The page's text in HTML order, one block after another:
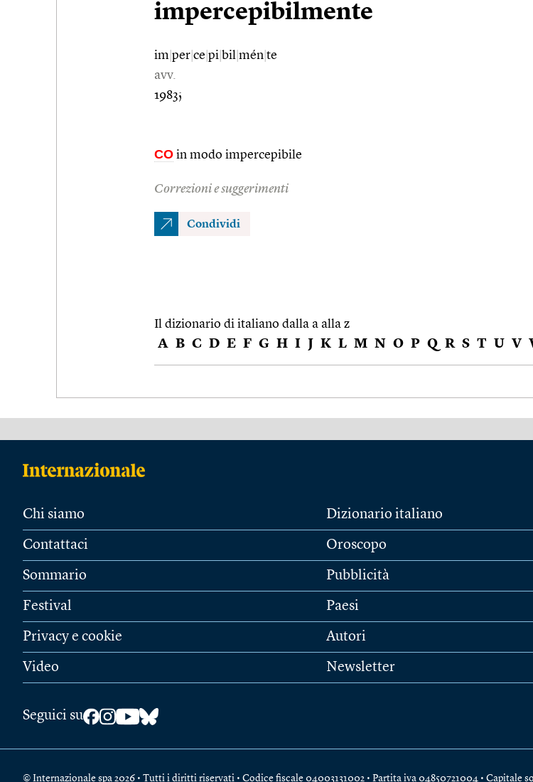
impercepibilmente
im per ce pi bil mén te
avv.
1983;
CO in modo impercepibile
Correzioni e suggerimenti
Condividi
Il dizionario di italiano dalla a alla z
A B C D E F G H I J K L M N O P Q R S T U V
Chi siamo
Contattaci
Sommario
Festival
Privacy e cookie
Video
Dizionario italiano
Oroscopo
Pubblicità
Paesi
Autori
Newsletter
Seguici su
© Internazionale spa 2026 • Tutti i diritti riservati • Codice fiscale 04003131002 • Partita iva 04850721004 • Capitale